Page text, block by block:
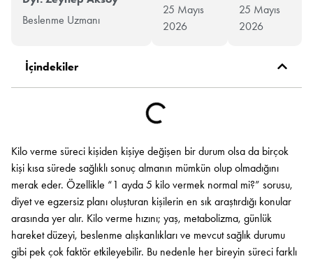
Beslenme Uzmanı
25 Mayıs
2026
25 Mayıs
2026
İçindekiler
Kilo verme süreci kişiden kişiye değişen bir durum olsa da birçok
kişi kısa sürede sağlıklı sonuç almanın mümkün olup olmadığını
merak eder. Özellikle “1 ayda 5 kilo vermek normal mi?” sorusu,
diyet ve egzersiz planı oluşturan kişilerin en sık araştırdığı konular
arasında yer alır. Kilo verme hızını; yaş, metabolizma, günlük
hareket düzeyi, beslenme alışkanlıkları ve mevcut sağlık durumu
gibi pek çok faktör etkileyebilir. Bu nedenle her bireyin süreci farklı